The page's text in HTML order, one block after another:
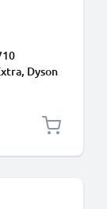
Dyson